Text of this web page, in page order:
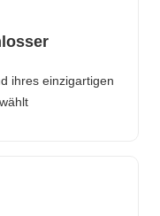
ihres einzigartigen